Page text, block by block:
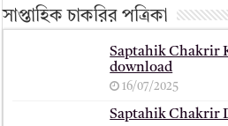
সাপ্তাহিক চাকরির পত্রিকা
Saptahik Chakrir
download
16/07/2025
Saptahik Chakrir